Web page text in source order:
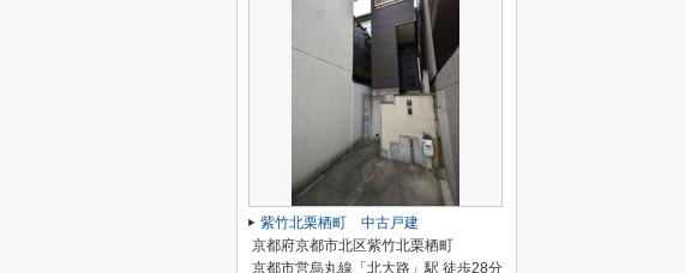
紫竹北栗栖町 中古戸建
京都府京都市北区紫竹北栗栖町
京都市営烏丸線「北大路」駅 徒歩28分